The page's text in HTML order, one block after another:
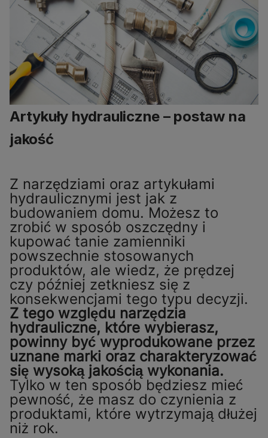
Artykuły hydrauliczne – postaw na
jakość
Z narzędziami oraz artykułami
hydraulicznymi jest jak z
budowaniem domu. Możesz to
zrobić w sposób oszczędny i
kupować tanie zamienniki
powszechnie stosowanych
produktów, ale wiedz, że prędzej
czy później zetkniesz się z
konsekwencjami tego typu decyzji.
Z tego względu narzędzia
hydrauliczne, które wybierasz,
powinny być wyprodukowane przez
uznane marki oraz charakteryzować
się wysoką jakością wykonania.
Tylko w ten sposób będziesz mieć
pewność, że masz do czynienia z
produktami, które wytrzymają dłużej
niż rok.